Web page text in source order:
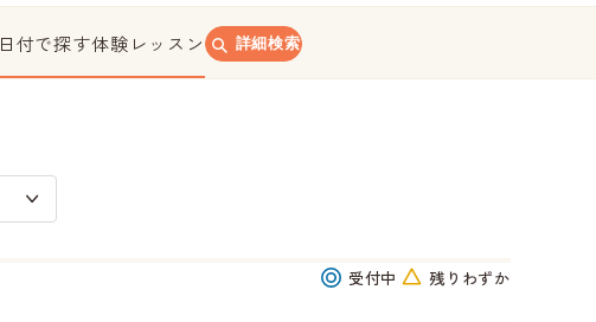
日付で探す体験レッスン 詳細検索
受付中 残りわずか